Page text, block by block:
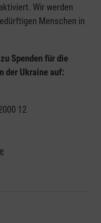
Wir werden
Menschen in
Spenden für die
der Ukraine auf:
12